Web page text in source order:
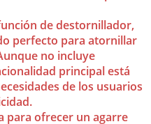
de destornillador,
perfecto para atornillar
no incluye
principal está
de los usuarios
para ofrecer un agarre